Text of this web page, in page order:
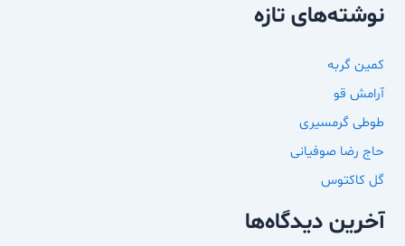
نوشته‌های تازه
کمین گربه
آرامش قو
طوطی گرمسیری
حاج رضا صوفیانی
گل کاکتوس
آخرین دیدگاه‌ها